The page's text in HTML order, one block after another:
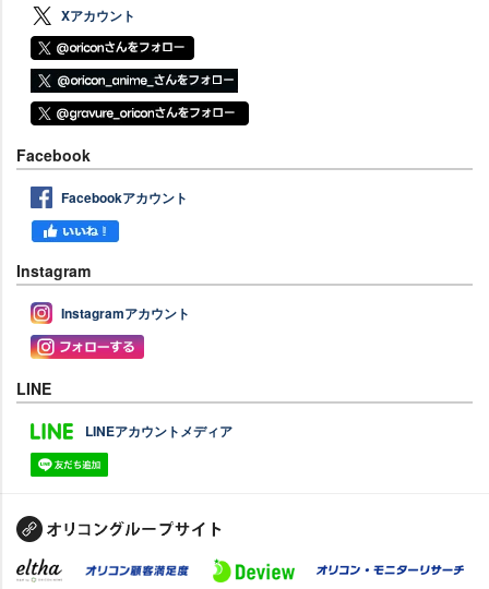
Xアカウント
Facebook
Facebookアカウント
Instagram
Instagramアカウント
LINE
LINEアカウントメディア